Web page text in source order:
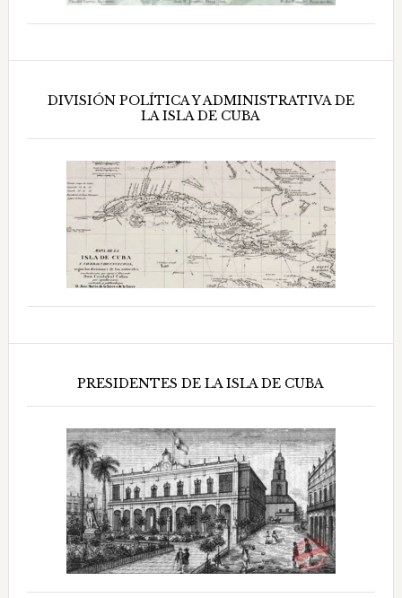
DIVISIÓN POLÍTICA Y ADMINISTRATIVA DE
LA ISLA DE CUBA
PRESIDENTES DE LA ISLA DE CUBA